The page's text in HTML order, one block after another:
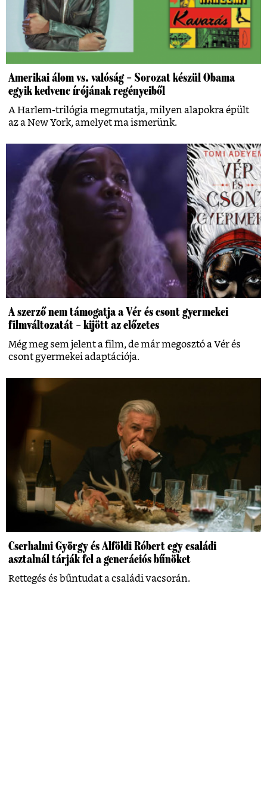
Amerikai álom vs. valóság – Sorozat készül Obama
egyik kedvenc írójának regényeiből
A Harlem-trilógia megmutatja, milyen alapokra épült
az a New York, amelyet ma ismerünk.
A szerző nem támogatja a Vér és csont gyermekei
filmváltozatát – kijött az előzetes
Még meg sem jelent a film, de már megosztó a Vér és
csont gyermekei adaptációja.
Cserhalmi György és Alföldi Róbert egy családi
asztalnál tárják fel a generációs bűnöket
Rettegés és bűntudat a családi vacsorán.